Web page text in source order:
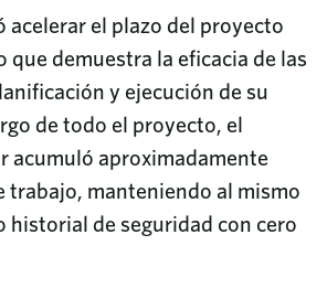
acelerar el plazo del proyecto
que demuestra la eficacia de las
y ejecución de su
de todo el proyecto, el
acumuló aproximadamente
trabajo, manteniendo al mismo
historial de seguridad con cero